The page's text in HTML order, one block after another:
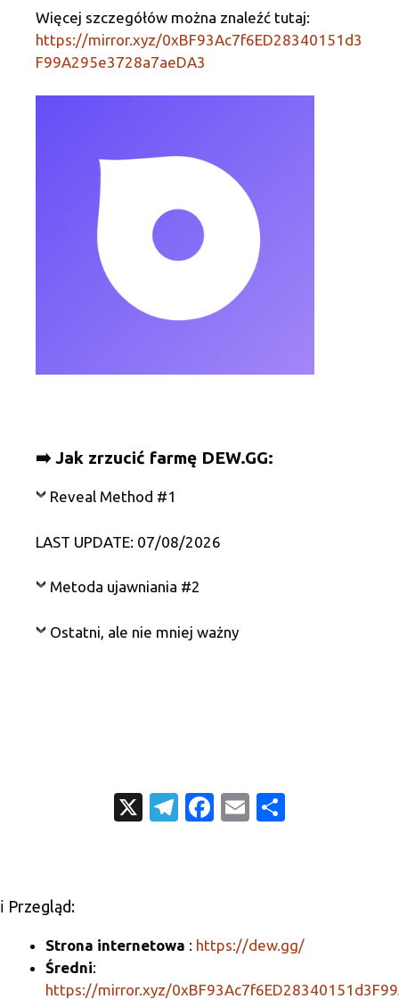
Więcej szczegółów można znaleźć tutaj:
https://mirror.xyz/0xBF93Ac7f6ED28340151d3
F99A295e3728a7aeDA3
➡️ Jak zrzucić farmę DEW.GG:
Reveal Method #1
LAST UPDATE: 07/08/2026
Metoda ujawniania #2
Ostatni, ale nie mniej ważny
X
T
m
Fa
o
k
E
ℹ️ Przegląd:
Strona internetowa : https://dew.gg/
Średni:
https://mirror.xyz/